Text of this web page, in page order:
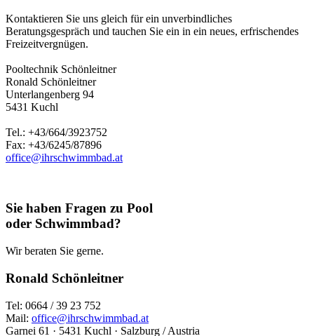
Kontaktieren Sie uns gleich für ein unverbindliches
Beratungsgespräch und tauchen Sie ein in ein neues, erfrischendes
Freizeitvergnügen.
Pooltechnik Schönleitner
Ronald Schönleitner
Unterlangenberg 94
5431 Kuchl
Tel.: +43/664/3923752
Fax: +43/6245/87896
office@ihrschwimmbad.at
Sie haben Fragen zu Pool
oder Schwimmbad?
Wir beraten Sie gerne.
Ronald Schönleitner
Tel: 0664 / 39 23 752
Mail: office@ihrschwimmbad.at
Garnei 61 · 5431 Kuchl · Salzburg / Austria